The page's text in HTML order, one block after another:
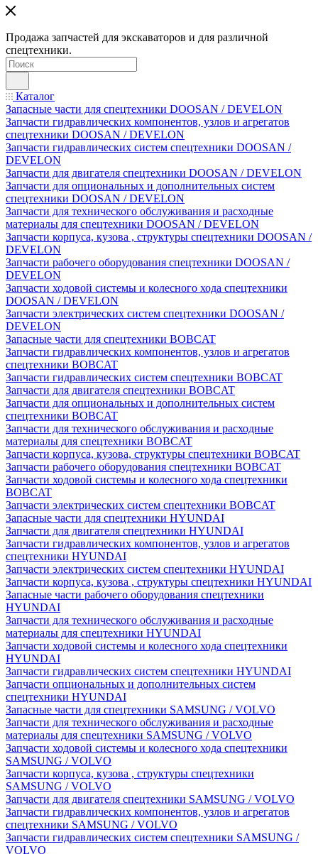
Продажа запчастей для экскаваторов и для различной
спецтехники.
Каталог
Запасные части для спецтехники DOOSAN / DEVELON
Запчасти гидравлических компонентов, узлов и агрегатов
спецтехники DOOSAN / DEVELON
Запчасти гидравлических систем спецтехники DOOSAN /
DEVELON
Запчасти для двигателя спецтехники DOOSAN / DEVELON
Запчасти для опциональных и дополнительных систем
спецтехники DOOSAN / DEVELON
Запчасти для технического обслуживания и расходные
материалы для спецтехники DOOSAN / DEVELON
Запчасти корпуса, кузова , структуры спецтехники DOOSAN /
DEVELON
Запчасти рабочего оборудования спецтехники DOOSAN /
DEVELON
Запчасти ходовой системы и колесного хода спецтехники
DOOSAN / DEVELON
Запчасти электрических систем спецтехники DOOSAN /
DEVELON
Запасные части для спецтехники BOBCAT
Запчасти гидравлических компонентов, узлов и агрегатов
спецтехники BOBCAT
Запчасти гидравлических систем спецтехники BOBCAT
Запчасти для двигателя спецтехники BOBCAT
Запчасти для опциональных и дополнительных систем
спецтехники BOBCAT
Запчасти для технического обслуживания и расходные
материалы для спецтехники BOBCAT
Запчасти корпуса, кузова, структуры спецтехники BOBCAT
Запчасти рабочего оборудования спецтехники BOBCAT
Запчасти ходовой системы и колесного хода спецтехники
BOBCAT
Запчасти электрических систем спецтехники BOBCAT
Запасные части для спецтехники HYUNDAI
Запчасти для двигателя спецтехники HYUNDAI
Запчасти гидравлических компонентов, узлов и агрегатов
спецтехники HYUNDAI
Запчасти электрических систем спецтехники HYUNDAI
Запчасти корпуса, кузова , структуры спецтехники HYUNDAI
Запасные части рабочего оборудования спецтехники
HYUNDAI
Запчасти для технического обслуживания и расходные
материалы для спецтехники HYUNDAI
Запчасти ходовой системы и колесного хода спецтехники
HYUNDAI
Запчасти гидравлических систем спецтехники HYUNDAI
Запчасти опциональных и дополнительных систем
спецтехники HYUNDAI
Запасные части для спецтехники SAMSUNG / VOLVO
Запчасти для технического обслуживания и расходные
материалы для спецтехники SAMSUNG / VOLVO
Запчасти ходовой системы и колесного хода спецтехники
SAMSUNG / VOLVO
Запчасти корпуса, кузова , структуры спецтехники
SAMSUNG / VOLVO
Запчасти для двигателя спецтехники SAMSUNG / VOLVO
Запчасти гидравлических компонентов, узлов и агрегатов
спецтехники SAMSUNG / VOLVO
Запчасти гидравлических систем спецтехники SAMSUNG /
VOLVO